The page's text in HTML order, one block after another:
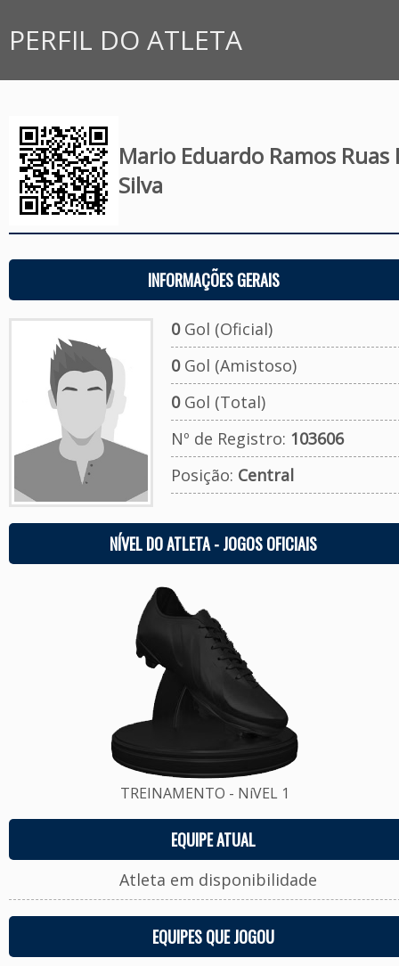
PERFIL DO ATLETA
Mario Eduardo Ramos Ruas
Silva
INFORMAÇÕES GERAIS
0Gol (Oficial)
0Gol (Amistoso)
0Gol (Total)
Nº de Registro: 103606
Posição: Central
NÍVEL DO ATLETA - JOGOS OFICIAIS
TREINAMENTO - NíVEL 1
EQUIPE ATUAL
Atleta em disponibilidade
EQUIPES QUE JOGOU